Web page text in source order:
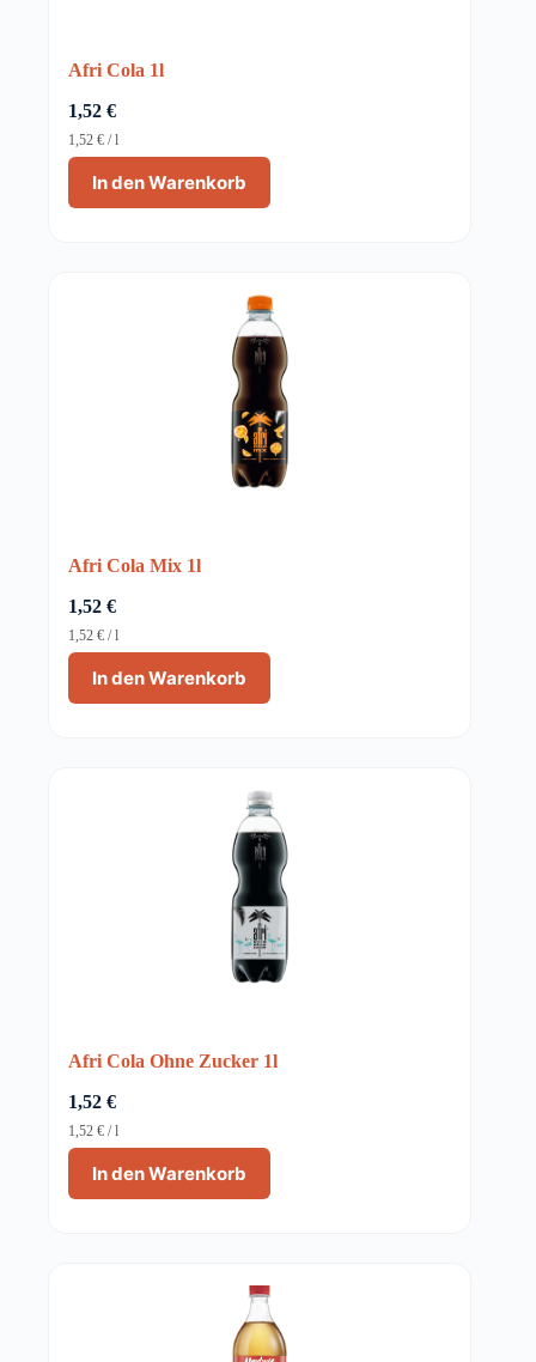
Afri Cola 1l
1,52 €
In den Warenkorb
1,52 € /l
Afri Cola Mix 1l
1,52 €
In den Warenkorb
1,52 € /l
Afri Cola Ohne Zucker 1l
1,52 €
In den Warenkorb
1,52 € /l